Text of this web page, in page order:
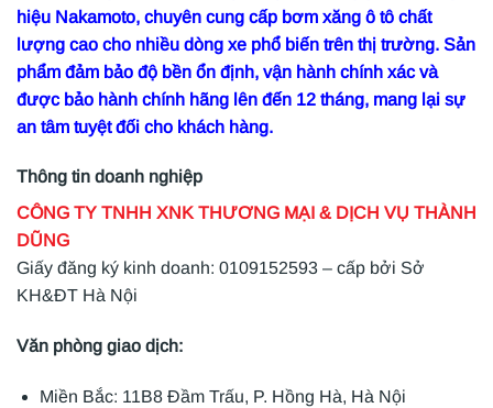
hiệu Nakamoto, chuyên cung cấp bơm xăng ô tô chất
lượng cao cho nhiều dòng xe phổ biến trên thị trường. Sản
phẩm đảm bảo độ bền ổn định, vận hành chính xác và
được bảo hành chính hãng lên đến 12 tháng, mang lại sự
an tâm tuyệt đối cho khách hàng.
Thông tin doanh nghiệp
CÔNG TY TNHH XNK THƯƠNG MẠI & DỊCH VỤ THÀNH
DŨNG
Giấy đăng ký kinh doanh: 0109152593 – cấp bởi Sở
KH&ĐT Hà Nội
Văn phòng giao dịch:
Miền Bắc: 11B8 Đầm Trấu, P. Hồng Hà, Hà Nội